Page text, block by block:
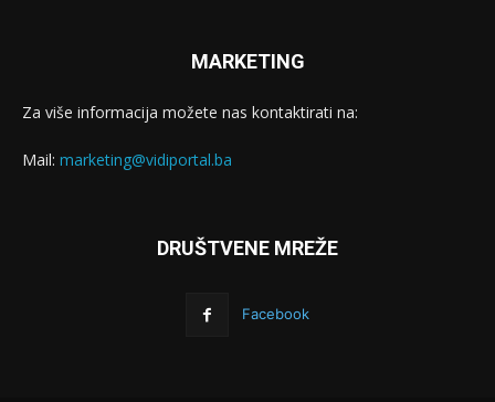
MARKETING
Za više informacija možete nas kontaktirati na:
Mail: marketing@vidiportal.ba
DRUŠTVENE MREŽE
Facebook